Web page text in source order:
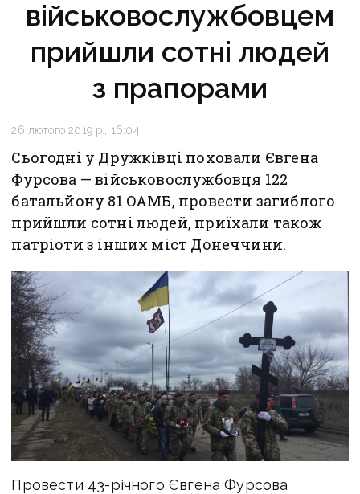
військовослужбовцем
прийшли сотні людей
з прапорами
26 лютого 2019 р., 16:04
Сьогодні у Дружківці поховали Євгена
Фурсова — військовослужбовця 122
батальйону 81 ОАМБ, провести загиблого
прийшли сотні людей, приїхали також
патріоти з інших міст Донеччини.
Провести 43-річного Євгена Фурсова